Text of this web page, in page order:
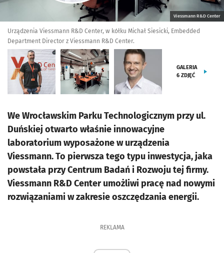
Viessmann R&D Center
Urządzenia Viessmann R&D Center, w kółku Michał Siesicki, Embedded
Department Director z Viessmann R&D Center.
GALERIA
6 ZDJĘĆ
We Wrocławskim Parku Technologicznym przy ul.
Duńskiej otwarto właśnie innowacyjne
laboratorium wyposażone w urządzenia
Viessmann. To pierwsza tego typu inwestycja, jaka
powstała przy Centrum Badań i Rozwoju tej firmy.
Viessmann R&D Center umożliwi pracę nad nowymi
rozwiązaniami w zakresie oszczędzania energii.
REKLAMA